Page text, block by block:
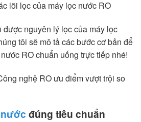
lõi lọc của máy lọc nước RO
nguyên lý lọc của máy lọc
tôi sẽ mô tả các bước cơ bản để
RO chuẩn uống trực tiếp nhé!
nghệ RO ưu điểm vượt trội so
đúng tiêu chuẩn